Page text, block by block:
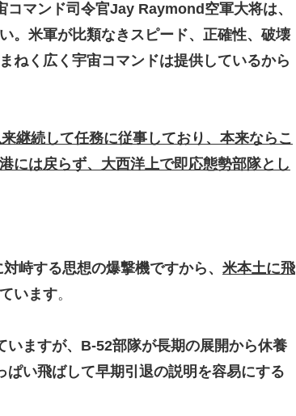
マンド司令官Jay Raymond空軍大将は、
。米軍が比類なきスピード、正確性、破壊
ねく広く宇宙コマンドは提供しているから
継続して任務に従事しており、本来ならこ
には戻らず、大西洋上で即応態勢部隊とし
峙する思想の爆撃機ですから、 米本土に飛
います。
いますが、B-52部隊が長期の展開から休養
い飛ばして早期引退の説明を容易にする